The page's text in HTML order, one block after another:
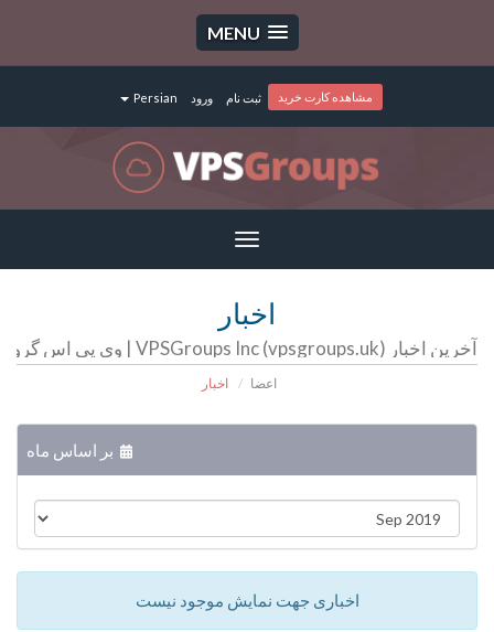
MENU
Persian ورود ثبت نام مشاهده کارت خرید
Toggle
navigation
اخبار
آخرین اخبار VPSGroups Inc (vpsgroups.uk) | وی پی اس گروپ | سرور مجازی | سرور اختصاصی | هاست
اعضا اخبار
بر اساس ماه
اخباری جهت نمایش موجود نیست